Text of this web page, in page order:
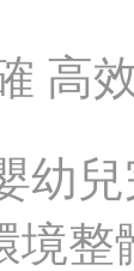
高
幼
境整